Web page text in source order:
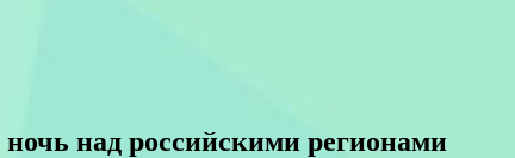
ночь над российскими регионами